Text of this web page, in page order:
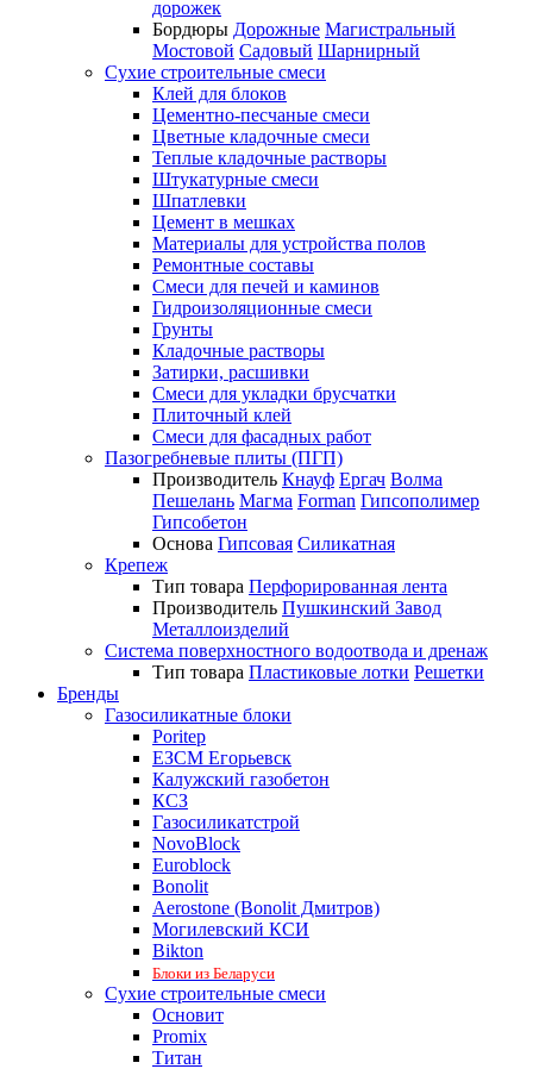
дорожек
Бордюры Дорожные Магистральный
Мостовой Садовый Шарнирный
Сухие строительные смеси
Клей для блоков
Цементно-песчаные смеси
Цветные кладочные смеси
Теплые кладочные растворы
Штукатурные смеси
Шпатлевки
Цемент в мешках
Материалы для устройства полов
Ремонтные составы
Смеси для печей и каминов
Гидроизоляционные смеси
Грунты
Кладочные растворы
Затирки, расшивки
Смеси для укладки брусчатки
Плиточный клей
Смеси для фасадных работ
Пазогребневые плиты (ПГП)
Производитель Кнауф Ергач Волма
Пешелань Магма Forman Гипсополимер
Гипсобетон
Основа Гипсовая Силикатная
Крепеж
Тип товара Перфорированная лента
Производитель Пушкинский Завод
Металлоизделий
Система поверхностного водоотвода и дренаж
Тип товара Пластиковые лотки Решетки
Бренды
Газосиликатные блоки
Poritep
ЕЗСМ Егорьевск
Калужский газобетон
КСЗ
Газосиликатстрой
NovoBlock
Euroblock
Bonolit
Aerostone (Bonolit Дмитров)
Могилевский КСИ
Bikton
Блоки из Беларуси
Сухие строительные смеси
Основит
Promix
Титан